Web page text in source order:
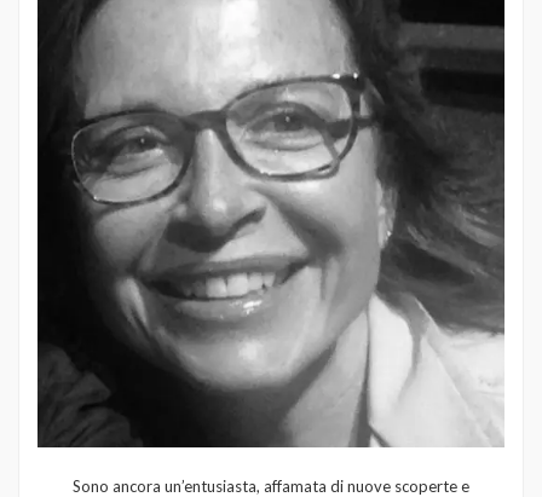
Sono ancora un’entusiasta, affamata di nuove scoperte e